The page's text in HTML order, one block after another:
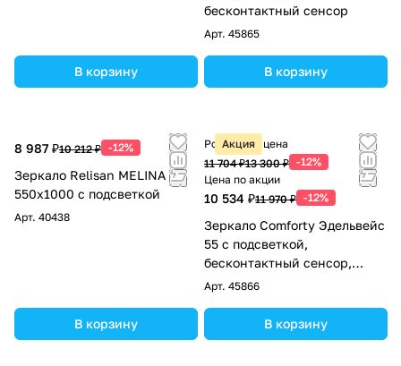
В корзину
бесконтактный сенсор
Арт. 45865
В корзину
8 987 ₽10 212 ₽ -12%
Зеркало Relisan MELINA
550х1000 с подсветкой
Арт. 40438
В корзину
Акция
Розничная цена
11 704 ₽13 300 ₽ -12%
Цена по акции
10 534 ₽11 970 ₽ -12%
Зеркало Comforty Эдельвейс
55 с подсветкой,
бесконтактный сенсор,
антизапотевание
Арт. 45866
В корзину